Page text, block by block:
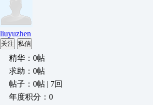
liuyuzhen
关注 私信
精华：0帖
求助：0帖
帖子：0帖 | 7回
年度积分：0